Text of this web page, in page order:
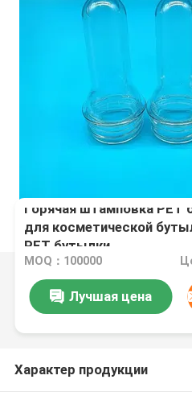
Горячая штамповка
для косметической
PET бутылки
MOQ：100000
Лучшая цена
Характер продукции